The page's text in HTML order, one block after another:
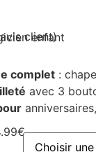
enfant
client)
complet:
avec 3
€